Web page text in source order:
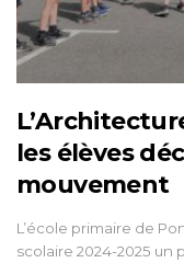
les élèves
mouvement
L’école primaire de
scolaire 2024-2025 un